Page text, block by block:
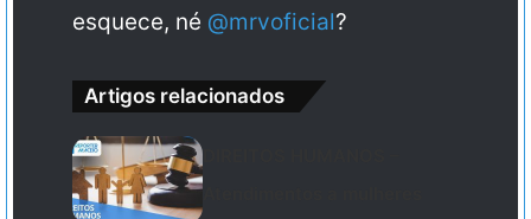
esquece, né @mrvoficial?
Artigos relacionados